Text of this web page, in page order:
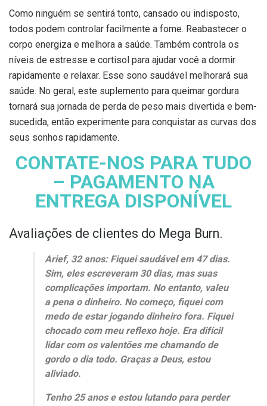
Como ninguém se sentirá tonto, cansado ou indisposto,
todos podem controlar facilmente a fome. Reabastecer o
corpo energiza e melhora a saúde. Também controla os
níveis de estresse e cortisol para ajudar você a dormir
rapidamente e relaxar. Esse sono saudável melhorará sua
saúde. No geral, este suplemento para queimar gordura
tornará sua jornada de perda de peso mais divertida e bem-
sucedida, então experimente para conquistar as curvas dos
seus sonhos rapidamente.
CONTATE-NOS PARA TUDO
– PAGAMENTO NA
ENTREGA DISPONÍVEL
Avaliações de clientes do Mega Burn.
Arief, 32 anos: Fiquei saudável em 47 dias.
Sim, eles escreveram 30 dias, mas suas
complicações importam. No entanto, valeu
a pena o dinheiro. No começo, fiquei com
medo de estar jogando dinheiro fora. Fiquei
chocado com meu reflexo hoje. Era difícil
lidar com os valentões me chamando de
gordo o dia todo. Graças a Deus, estou
aliviado.
Tenho 25 anos e estou lutando para perder